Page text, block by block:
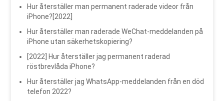
Hur återställer man permanent raderade videor från
iPhone?[2022]
Hur återställer man raderade WeChat-meddelanden på
iPhone utan säkerhetskopiering?
[2022] Hur återställer jag permanent raderad
röstbrevlåda iPhone?
Hur återställer jag WhatsApp-meddelanden från en död
telefon 2022?